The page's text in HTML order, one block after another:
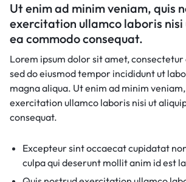
Ut enim ad minim veniam, quis
exercitation ullamco laboris nisi
ea commodo consequat.
Lorem ipsum dolor sit amet,
sed do eiusmod tempor incididunt ut
magna aliqua. Ut enim ad minim
exercitation ullamco laboris nisi ut
consequat.
Excepteur sint occaecat cupidatat
culpa qui deserunt mollit anim id est